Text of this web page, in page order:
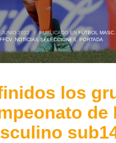
2022 / PUBLICADO EN FÚTBOL
, NOTICIAS SELECCIONES,PORTADA
los
de